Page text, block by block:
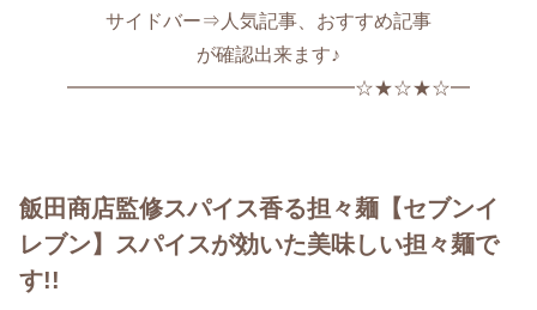
サイドバー⇒人気記事、おすすめ記事
が確認出来ます♪
━━━━━━━━━━━━━━━☆★☆★☆━
飯田商店監修スパイス香る担々麺【セブンイ
レブン】スパイスが効いた美味しい担々麺で
す!!